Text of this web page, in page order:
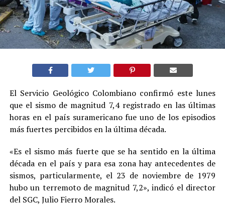
El Servicio Geológico Colombiano confirmó este lunes
que el sismo de magnitud 7,4 registrado en las últimas
horas en el país suramericano fue uno de los episodios
más fuertes percibidos en la última década.
«Es el sismo más fuerte que se ha sentido en la última
década en el país y para esa zona hay antecedentes de
sismos, particularmente, el 23 de noviembre de 1979
hubo un terremoto de magnitud 7,2», indicó el director
del SGC, Julio Fierro Morales.